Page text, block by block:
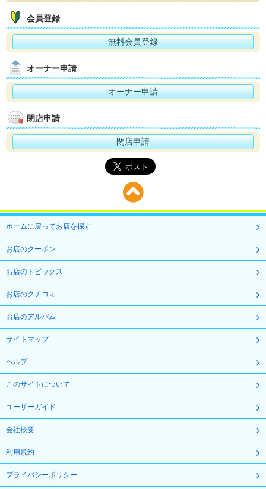
会員登録
無料会員登録
オーナー申請
オーナー申請
閉店申請
閉店申請
ホームに戻ってお店を探す
お店のクーポン
お店のトピックス
お店のクチコミ
お店のアルバム
サイトマップ
ヘルプ
このサイトについて
ユーザーガイド
会社概要
利用規約
プライバシーポリシー